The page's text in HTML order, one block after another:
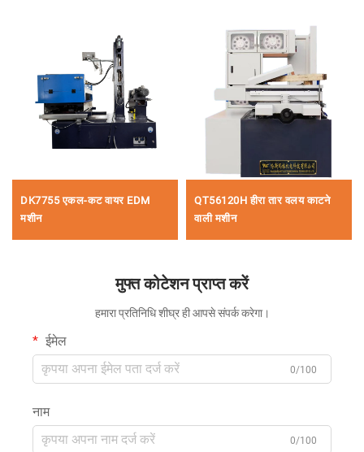
DK7755 एकल-कट वायर EDM
मशीन
QT56120H हीरा तार वलय काटने
वाली मशीन
मुफ्त कोटेशन प्राप्त करें
हमारा प्रतिनिधि शीघ्र ही आपसे संपर्क करेगा।
ईमेल
0/100
नाम
0/100